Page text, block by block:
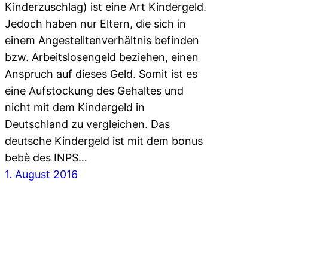
Kinderzuschlag) ist eine Art Kindergeld.
Jedoch haben nur Eltern, die sich in
einem Angestelltenverhältnis befinden
bzw. Arbeitslosengeld beziehen, einen
Anspruch auf dieses Geld. Somit ist es
eine Aufstockung des Gehaltes und
nicht mit dem Kindergeld in
Deutschland zu vergleichen. Das
deutsche Kindergeld ist mit dem bonus
bebè des INPS…
1. August 2016